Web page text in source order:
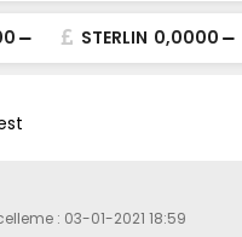
STERLIN 0,0000
: 03-01-2021 18:59